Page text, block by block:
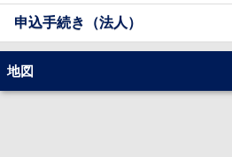
申込手続き（法人）
地図